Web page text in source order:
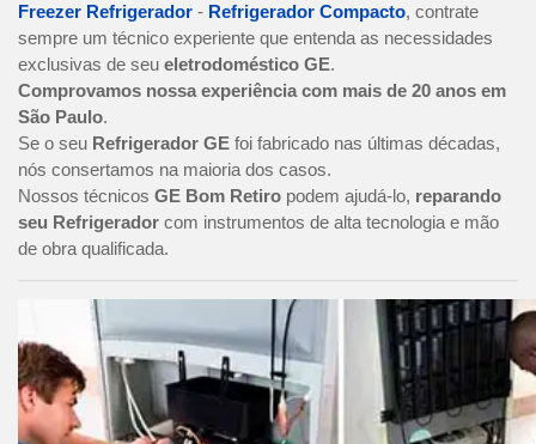
Freezer Refrigerador - Refrigerador Compacto, contrate
sempre um técnico experiente que entenda as necessidades
exclusivas de seu eletrodoméstico GE.
Comprovamos nossa experiência com mais de 20 anos em
São Paulo.
Se o seu Refrigerador GE foi fabricado nas últimas décadas,
nós consertamos na maioria dos casos.
Nossos técnicos GE Bom Retiro podem ajudá-lo, reparando
seu Refrigerador com instrumentos de alta tecnologia e mão
de obra qualificada.